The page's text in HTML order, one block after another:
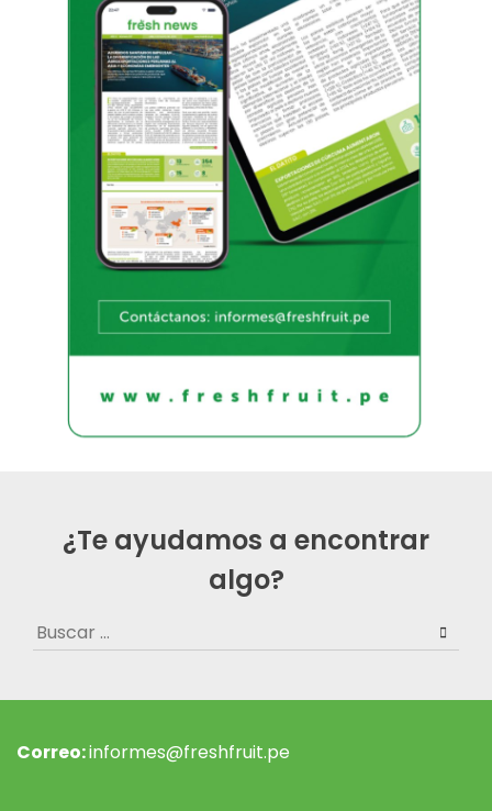
¿Te ayudamos a encontrar
algo?
Buscar:
Correo:informes@freshfruit.pe